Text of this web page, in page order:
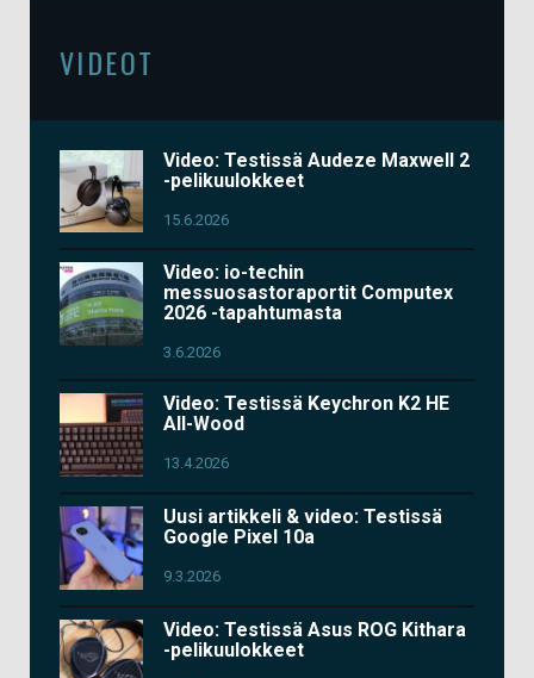
VIDEOT
Video: Testissä Audeze Maxwell 2
-pelikuulokkeet
15.6.2026
Video: io-techin
messuosastoraportit Computex
2026 -tapahtumasta
3.6.2026
Video: Testissä Keychron K2 HE
All-Wood
13.4.2026
Uusi artikkeli & video: Testissä
Google Pixel 10a
9.3.2026
Video: Testissä Asus ROG Kithara
-pelikuulokkeet